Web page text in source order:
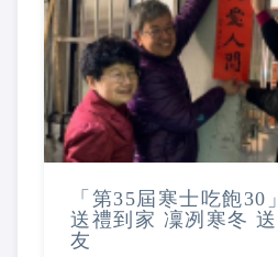
「第35屆寒士吃飽
送禮到家 凜冽寒冬
友